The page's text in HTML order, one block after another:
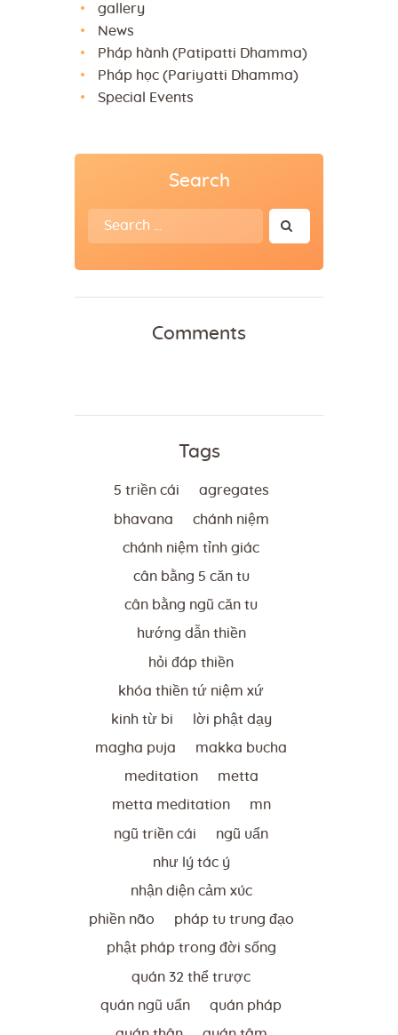
gallery
News
Pháp hành (Patipatti Dhamma)
Pháp học (Pariyatti Dhamma)
Special Events
Search
Search
for:
Comments
Tags
5 triền cái agregates
bhavana chánh niệm
chánh niệm tỉnh giác
cân bằng 5 căn tu
cân bằng ngũ căn tu
hướng dẫn thiền
hỏi đáp thiền
khóa thiền tứ niệm xứ
kinh từ bi lời phật dạy
magha puja makka bucha
meditation metta
metta meditation mn
ngũ triền cái ngũ uẩn
như lý tác ý
nhận diện cảm xúc
phiền não pháp tu trung đạo
phật pháp trong đời sống
quán 32 thể trược
quán ngũ uẩn quán pháp